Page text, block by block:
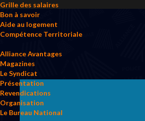
Grille des salaires
Bon à savoir
Aide au logement
Compétence Territoriale
Alliance Avantages
Magazines
Le Syndicat
Présentation
Revendications
Organisation
Le Bureau National